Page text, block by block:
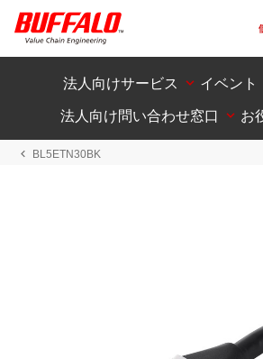
法人向けサービス
イベント
法人向け問い合わせ窓口
お
BL5ETN30BK